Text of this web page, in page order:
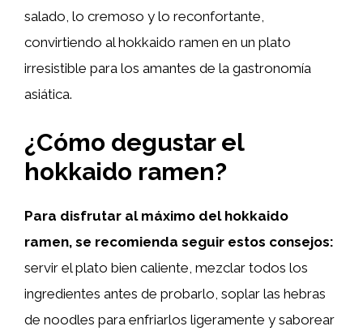
salado, lo cremoso y lo reconfortante,
convirtiendo al hokkaido ramen en un plato
irresistible para los amantes de la gastronomía
asiática.
¿Cómo degustar el
hokkaido ramen?
Para disfrutar al máximo del hokkaido
ramen, se recomienda seguir estos consejos:
servir el plato bien caliente, mezclar todos los
ingredientes antes de probarlo, soplar las hebras
de noodles para enfriarlos ligeramente y saborear